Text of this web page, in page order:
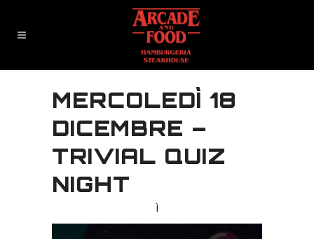
MERCOLEDÌ 18
DICEMBRE –
TRIVIAL QUIZ
NIGHT
ì